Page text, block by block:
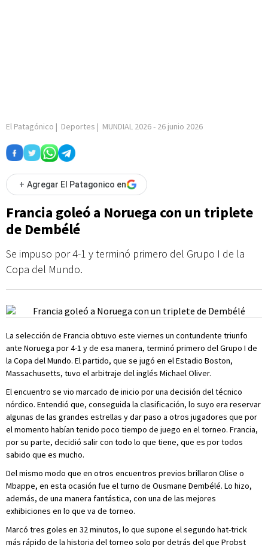
El Patagónico | Deportes | MUNDIAL 2026- 26 junio 2026
+ Agregar El Patagonico en
Francia goleó a Noruega con un triplete
de Dembélé
Se impuso por 4-1 y terminó primero del Grupo I de la
Copa del Mundo.
La selección de Francia obtuvo este viernes un contundente triunfo
ante Noruega por 4-1 y de esa manera, terminó primero del Grupo I de
la Copa del Mundo. El partido, que se jugó en el Estadio Boston,
Massachusetts, tuvo el arbitraje del inglés Michael Oliver.
El encuentro se vio marcado de inicio por una decisión del técnico
nórdico. Entendió que, conseguida la clasificación, lo suyo era reservar
algunas de las grandes estrellas y dar paso a otros jugadores que por
el momento habían tenido poco tiempo de juego en el torneo. Francia,
por su parte, decidió salir con todo lo que tiene, que es por todos
sabido que es mucho.
Del mismo modo que en otros encuentros previos brillaron Olise o
Mbappe, en esta ocasión fue el turno de Ousmane Dembélé. Lo hizo,
además, de una manera fantástica, con una de las mejores
exhibiciones en lo que va de torneo.
Marcó tres goles en 32 minutos, lo que supone el segundo hat-trick
más rápido de la historia del torneo solo por detrás del que Probst